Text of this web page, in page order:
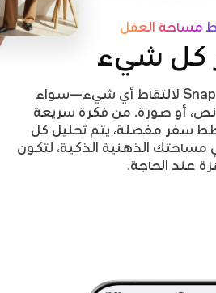
مساحة العقل
كل شيء
اضغط على مفتاح Snap لالتقاط أي شيء—سواء
نص، أو صورة. من فكرة سريعة
سفر مفصلة، يتم تحليل كل
الذهنية الذكية، لتكون
عند الحاجة.